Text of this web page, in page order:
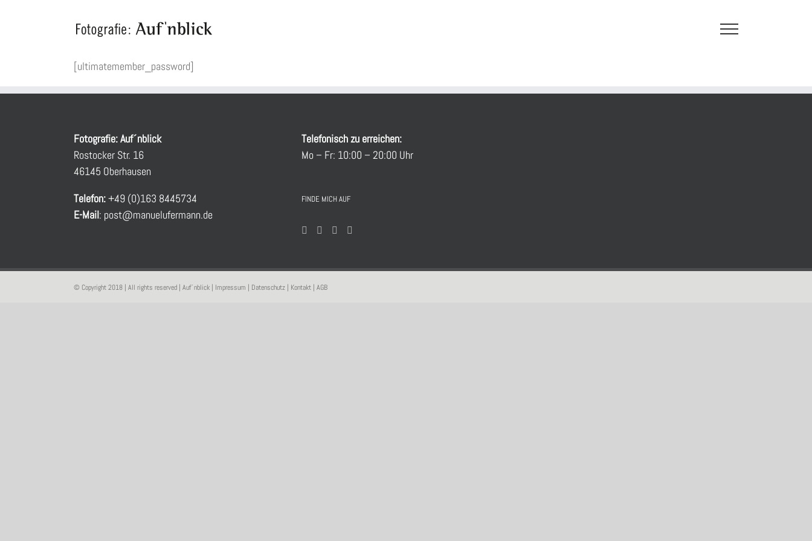
[ultimatemember_password]
Fotografie: Auf´nblick
Rostocker Str. 16
46145 Oberhausen
Telefon:+49 (0)163 8445734
E-Mail: post@manuelufermann.de
Telefonisch zu erreichen:
Mo – Fr: 10:00 – 20:00 Uhr
FINDE MICH AUF
© Copyright 2018 | All rights reserved | Auf´nblick | Impressum | Datenschutz | Kontakt | AGB